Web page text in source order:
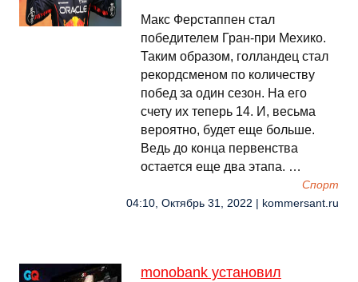
Макс Ферстаппен стал
победителем Гран-при Мехико.
Таким образом, голландец стал
рекордсменом по количеству
побед за один сезон. На его
счету их теперь 14. И, весьма
вероятно, будет еще больше.
Ведь до конца первенства
остается еще два этапа. …
Спорт
04:10, Октябрь 31, 2022 | kommersant.ru
monobank установил